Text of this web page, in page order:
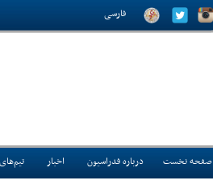
فارسی
صفحه نخست درباره فدراسیون اخبار